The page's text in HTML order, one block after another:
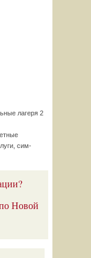
лагеря 2
сим-
Новой